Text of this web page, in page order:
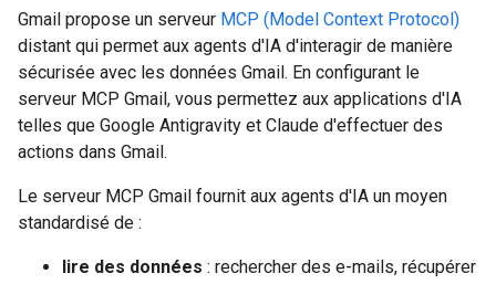
Gmail propose un serveur MCP (Model Context Protocol)
distant qui permet aux agents d'IA d'interagir de manière
sécurisée avec les données Gmail. En configurant le
serveur MCP Gmail, vous permettez aux applications d'IA
telles que Google Antigravity et Claude d'effectuer des
actions dans Gmail.
Le serveur MCP Gmail fournit aux agents d'IA un moyen
standardisé de :
lire des données : rechercher des e-mails, récupérer